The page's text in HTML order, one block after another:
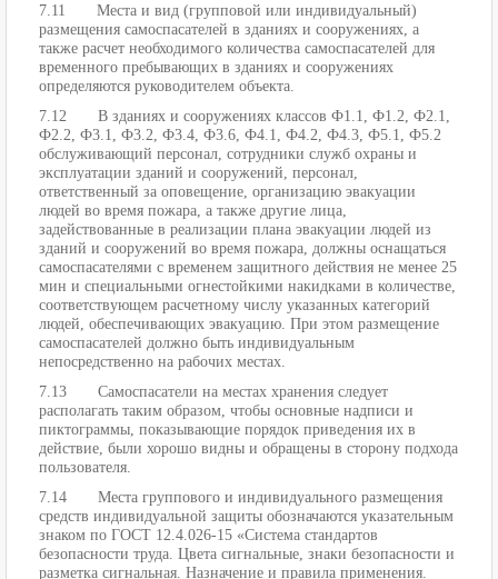
7.11 Места и вид (групповой или индивидуальный)
размещения самоспасателей в зданиях и сооружениях, а
также расчет необходимого количества самоспасателей для
временного пребывающих в зданиях и сооружениях
определяются руководителем объекта.
7.12 В зданиях и сооружениях классов Ф1.1, Ф1.2, Ф2.1,
Ф2.2, Ф3.1, Ф3.2, Ф3.4, Ф3.6, Ф4.1, Ф4.2, Ф4.3, Ф5.1, Ф5.2
обслуживающий персонал, сотрудники служб охраны и
эксплуатации зданий и сооружений, персонал,
ответственный за оповещение, организацию эвакуации
людей во время пожара, а также другие лица,
задействованные в реализации плана эвакуации людей из
зданий и сооружений во время пожара, должны оснащаться
самоспасателями с временем защитного действия не менее 25
мин и специальными огнестойкими накидками в количестве,
соответствующем расчетному числу указанных категорий
людей, обеспечивающих эвакуацию. При этом размещение
самоспасателей должно быть индивидуальным
непосредственно на рабочих местах.
7.13 Самоспасатели на местах хранения следует
располагать таким образом, чтобы основные надписи и
пиктограммы, показывающие порядок приведения их в
действие, были хорошо видны и обращены в сторону подхода
пользователя.
7.14 Места группового и индивидуального размещения
средств индивидуальной защиты обозначаются указательным
знаком по ГОСТ 12.4.026-15 «Система стандартов
безопасности труда. Цвета сигнальные, знаки безопасности и
разметка сигнальная. Назначение и правила применения.